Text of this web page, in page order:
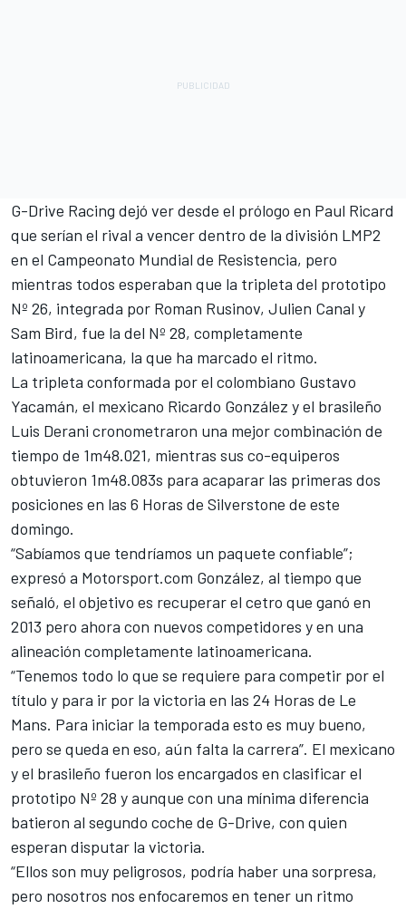
G-Drive Racing dejó ver desde el prólogo en Paul Ricard
que serían el rival a vencer dentro de la división LMP2
en el Campeonato Mundial de Resistencia, pero
mientras todos esperaban que la tripleta del prototipo
Nº 26, integrada por Roman Rusinov, Julien Canal y
Sam Bird, fue la del Nº 28, completamente
latinoamericana, la que ha marcado el ritmo.
La tripleta conformada por el colombiano Gustavo
Yacamán, el mexicano Ricardo González y el brasileño
Luis Derani cronometraron una mejor combinación de
tiempo de 1m48.021, mientras sus co-equiperos
obtuvieron 1m48.083s para acaparar las primeras dos
posiciones en las 6 Horas de Silverstone de este
domingo.
“Sabíamos que tendríamos un paquete confiable”;
expresó a Motorsport.com González, al tiempo que
señaló, el objetivo es recuperar el cetro que ganó en
2013 pero ahora con nuevos competidores y en una
alineación completamente latinoamericana.
“Tenemos todo lo que se requiere para competir por el
título y para ir por la victoria en las 24 Horas de Le
Mans. Para iniciar la temporada esto es muy bueno,
pero se queda en eso, aún falta la carrera”. El mexicano
y el brasileño fueron los encargados en clasificar el
prototipo Nº 28 y aunque con una mínima diferencia
batieron al segundo coche de G-Drive, con quien
esperan disputar la victoria.
“Ellos son muy peligrosos, podría haber una sorpresa,
pero nosotros nos enfocaremos en tener un ritmo